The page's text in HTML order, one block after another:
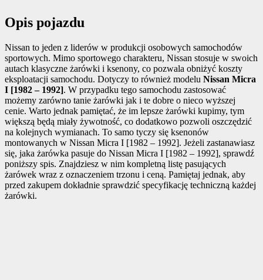
Opis pojazdu
Nissan to jeden z liderów w produkcji osobowych samochodów
sportowych. Mimo sportowego charakteru, Nissan stosuje w swoich
autach klasyczne żarówki i ksenony, co pozwala obniżyć koszty
eksploatacji samochodu. Dotyczy to również modelu Nissan Micra
I [1982 – 1992]. W przypadku tego samochodu zastosować
możemy zarówno tanie żarówki jak i te dobre o nieco wyższej
cenie. Warto jednak pamiętać, że im lepsze żarówki kupimy, tym
większą będą miały żywotność, co dodatkowo pozwoli oszczędzić
na kolejnych wymianach. To samo tyczy się ksenonów
montowanych w Nissan Micra I [1982 – 1992]. Jeżeli zastanawiasz
się, jaka żarówka pasuje do Nissan Micra I [1982 – 1992], sprawdź
poniższy spis. Znajdziesz w nim kompletną listę pasujących
żarówek wraz z oznaczeniem trzonu i ceną. Pamiętaj jednak, aby
przed zakupem dokładnie sprawdzić specyfikację techniczną każdej
żarówki.